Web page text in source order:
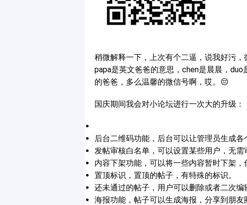
稍微解释一下，上次有个二逼，说我好污
papa是英文爸爸的意思，chen是晨晨，
的爸爸，多么温馨的微信号啊，哎。😔
国庆期间我会对小论坛进行一次大的升级：
后台二维码功能，后台可以让管理员生成各
发帖审核白名单，可以设置某些用户，无需
内容下架功能，可以将一些内容暂时下架，
置顶标识，置顶的帖子，有特殊的标识。
还未通过的帖子，用户可以删除或者二次编
海报功能，帖子可以生成海报，分享到朋友